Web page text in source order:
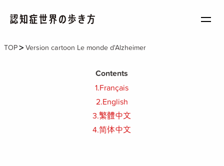
BASIC
認知症世界を旅しよう
仲間と楽しく学ぼう
TOP Version cartoon Le monde d'Alzheimer
Contents
1.Français
2.English
3.繁體中文
4.简体中文